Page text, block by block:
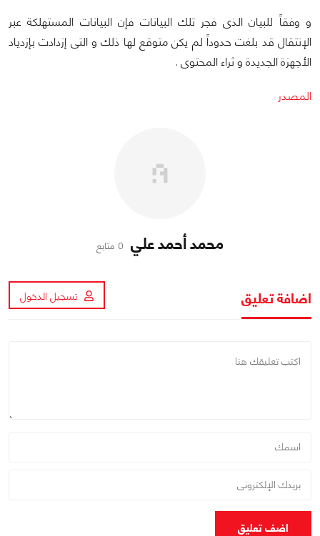
و وفقاً للبيان الذى فجر تلك البيانات فإن البيانات المستهلكة عبر
الإنتقال قد بلغت حدوداً لم يكن متوقع لها ذلك و التى إزدادت بإزدياد
الأجهزة الجديدة و ثراء المحتوى .
المصدر
محمد أحمد علي 0 متابع
اضافة تعليق تسجيل الدخول
اضف تعليق